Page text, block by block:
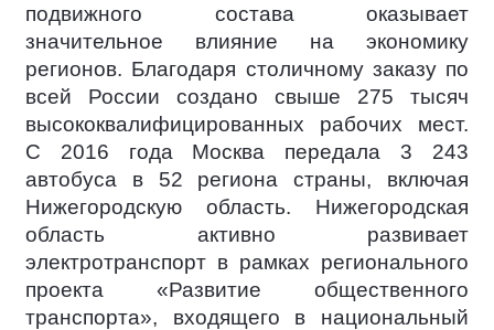
подвижного состава оказывает
значительное влияние на экономику
регионов. Благодаря столичному заказу по
всей России создано свыше 275 тысяч
высококвалифицированных рабочих мест.
С 2016 года Москва передала 3 243
автобуса в 52 региона страны, включая
Нижегородскую область. Нижегородская
область активно развивает
электротранспорт в рамках регионального
проекта «Развитие общественного
транспорта», входящего в национальный